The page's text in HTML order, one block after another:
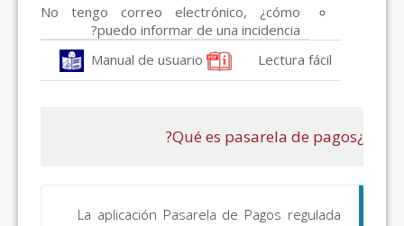
No tengo correo electrónico, ¿cómo
puedo informar de una incidencia?
Manual de usuario
Lectura fácil
¿Qué es pasarela de pagos?
La aplicación Pasarela de Pagos regulada